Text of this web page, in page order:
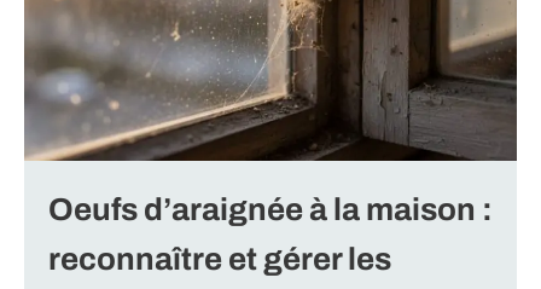
Oeufs d’araignée à la maison :
reconnaître et gérer les